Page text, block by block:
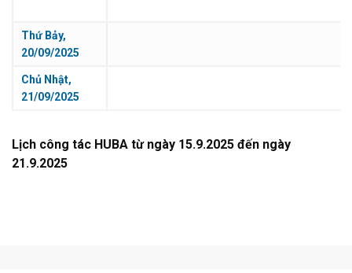
Thứ Bảy,
20/09/2025
Chủ Nhật,
21/09/2025
Lịch công tác HUBA từ ngày 15.9.2025 đến ngày
21.9.2025